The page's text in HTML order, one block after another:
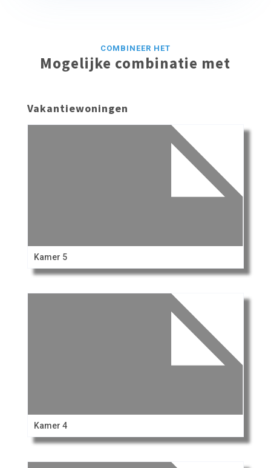
COMBINEER HET
Mogelijke combinatie met
Vakantiewoningen
Kamer 5
Kamer 4